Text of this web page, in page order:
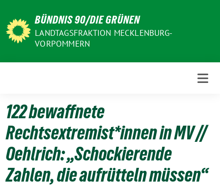
zum
Inhalt
BÜNDNIS 90/DIE GRÜNEN
LANDTAGSFRAKTION MECKLENBURG-
VORPOMMERN
122 bewaffnete
Rechtsextremist*innen in MV //
Oehlrich: „Schockierende
Zahlen, die aufrütteln müssen“